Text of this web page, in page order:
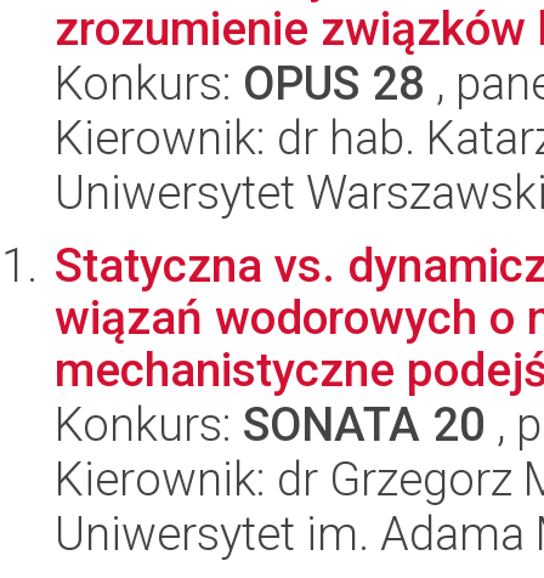
zrozumienie
Konkurs: OPUS 28 ,
Kierownik: dr hab.
Uniwersytet
Statyczna vs.
wiązań wodorowych o
mechanistyczne
Konkurs: SONATA 20 ,
Kierownik: dr Grzegorz
Uniwersytet im.